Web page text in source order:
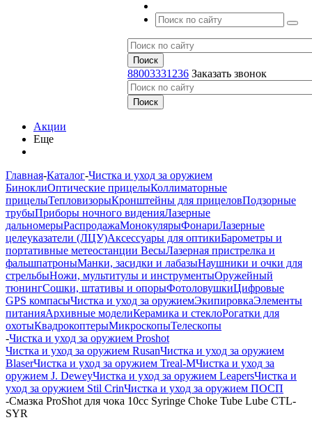
88003331236 Заказать звонок
Акции
Еще
Главная-Каталог-Чистка и уход за оружием
БиноклиОптические прицелыКоллиматорные
прицелыТепловизорыКронштейны для прицеловПодзорные
трубыПриборы ночного виденияЛазерные
дальномерыРаспродажаМонокулярыФонариЛазерные
целеуказатели (ЛЦУ)Аксессуары для оптикиБарометры и
портативные метеостанции ВесыЛазерная пристрелка и
фальшпатроныМанки, засидки и лабазыНаушники и очки для
стрельбыНожи, мультитулы и инструментыОружейный
тюнингСошки, штативы и опорыФотоловушкиЦифровые
GPS компасыЧистка и уход за оружиемЭкипировкаЭлементы
питанияАрхивные моделиКерамика и стеклоРогатки для
охотыКвадрокоптерыМикроскопыТелескопы
-Чистка и уход за оружием Proshot
Чистка и уход за оружием RusanЧистка и уход за оружием
BlaserЧистка и уход за оружием Treal-MЧистка и уход за
оружием J. DeweyЧистка и уход за оружием LeapersЧистка и
уход за оружием Stil CrinЧистка и уход за оружием ПОСП
-Смазка ProShot для чока 10cc Syringe Choke Tube Lube CTL-
SYR